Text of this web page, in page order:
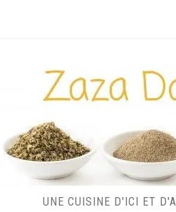
UNE CUISINE D'ICI ET